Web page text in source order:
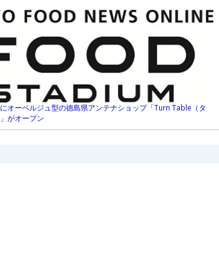
オーベルジュ型の徳島県アンテナショップ「Turn Table（タ
がオープン